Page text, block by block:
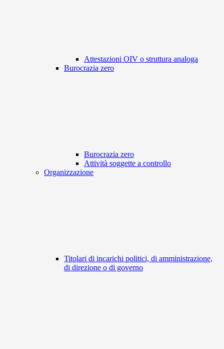
Attestazioni OIV o struttura analoga
Burocrazia zero
Burocrazia zero
Attività soggette a controllo
Organizzazione
Titolari di incarichi politici, di amministrazione,
di direzione o di governo